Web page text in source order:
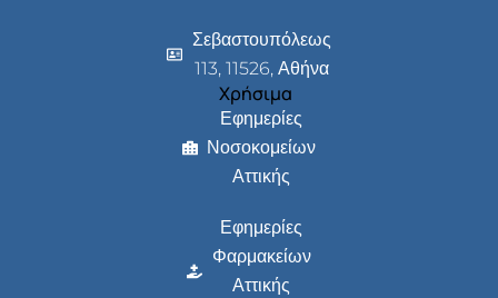
Σεβαστουπόλεως
113, 11526, Αθήνα
Χρήσιμα
Εφημερίες
Νοσοκομείων
Αττικής
Εφημερίες
Φαρμακείων
Αττικής